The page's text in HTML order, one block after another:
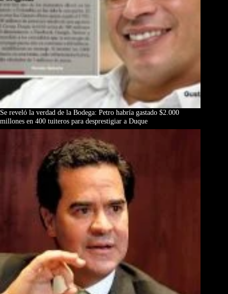
Se reveló la verdad de la Bodega: Petro habría gastado $2.000
millones en 400 tuiteros para desprestigiar a Duque